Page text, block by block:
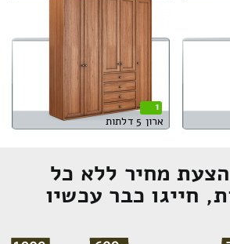
1
ארון 5 דלתות
מחיר ללא כל
חייגו כבר עכשיו